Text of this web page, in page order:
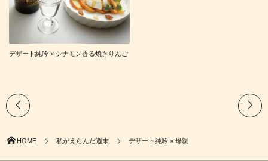
デザート純吟 × シナモン香る焼きりんご
HOME 私がえらんだ週末 デザート純吟 × 母親